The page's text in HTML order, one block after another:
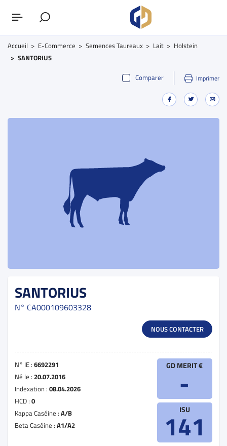
Accueil E-Commerce Semences Taureaux Lait
Holstein
SANTORIUS
Comparer
Imprimer
SANTORIUS
N° CA000109603328
NOUS CONTACTER
N° IE : 6692291
Né le : 20.07.2016
Indexation : 08.04.2026
HCD : 0
Kappa Caséine : A/B
Beta Caséine : A1/A2
GD MERIT €
-
ISU
141